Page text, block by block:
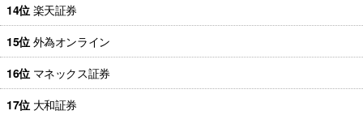
14位 楽天証券
15位 外為オンライン
16位 マネックス証券
17位 大和証券